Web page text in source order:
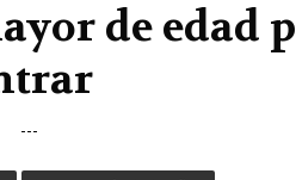
de edad
---